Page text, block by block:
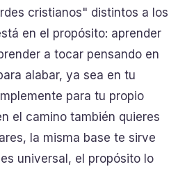
cristianos" distintos a los
en el propósito: aprender
a tocar pensando en
alabar, ya sea en tu
para tu propio
el camino también quieres
la misma base te sirve
universal, el propósito lo